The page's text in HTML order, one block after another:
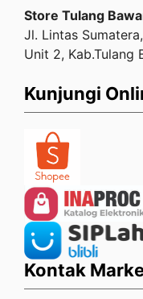
Store Tulang
Jl. Lintas
Unit 2, Kab.Tulang
Kunjungi
Kontak